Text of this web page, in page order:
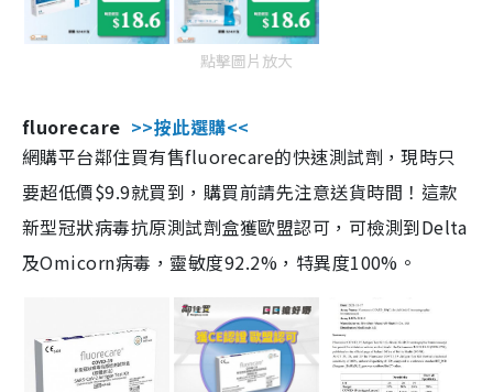
點擊圖片放大
fluorecare >>按此選購<<
網購平台鄰住買有售fluorecare的快速測試劑，現時只
要超低價$9.9就買到，購買前請先注意送貨時間！這款
新型冠狀病毒抗原測試劑盒獲歐盟認可，可檢測到Delta
及Omicorn病毒，靈敏度92.2%，特異度100%。